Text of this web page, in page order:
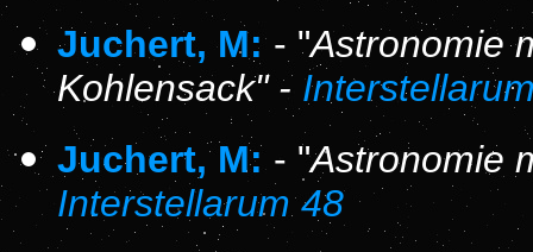
Juchert, M:- "Astronomie
Kohlensack" -
Juchert, M:- "Astronomie
Interstellarum 48